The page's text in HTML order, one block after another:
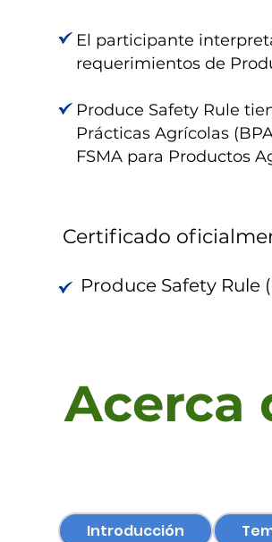
El participante
requerimientos de
Produce Safety Rule
Prácticas Agrícolas
FSMA para Productos
Certificado
Produce Safety Rule
Acerca
Introducción